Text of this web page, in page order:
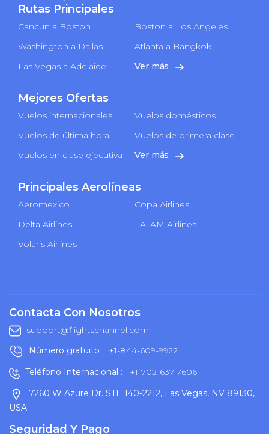
Rutas Principales
Cancun a Boston
Boston a Los Angeles
Washington a Dallas
Atlanta a Bangkok
Las Vegas a Adelaide
Ver más
Mejores Ofertas
Vuelos internacionales
Vuelos domésticos
Vuelos de última hora
Vuelos de primera clase
Vuelos en clase ejecutiva
Ver más
Principales Aerolíneas
Aeromexico
Copa Airlines
Delta Airlines
LATAM Airlines
Volaris Airlines
Contacta Con Nosotros
support@flightschannel.com
Número gratuito : +1-844-609-9922
Teléfono Internacional :
+1-702-637-7606
7260 W Azure Dr. STE 140-2212, Las Vegas, NV 89130,
USA
Seguridad Y Pago